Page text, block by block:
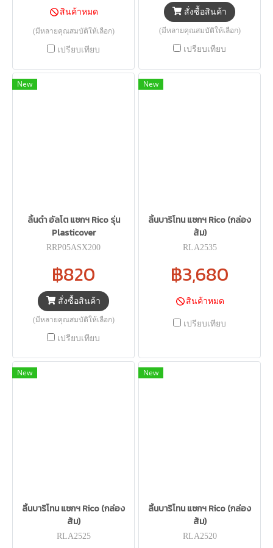
สินค้าหมด
(มีหลายคุณสมบัติให้เลือก)
เปรียบเทียบ
สั่งซื้อสินค้า
(มีหลายคุณสมบัติให้เลือก)
เปรียบเทียบ
New
ลิ้นดำ อัลโต แซกฯ Rico รุ่น
Plasticover
RRP05ASX200
฿820
สั่งซื้อสินค้า
(มีหลายคุณสมบัติให้เลือก)
เปรียบเทียบ
New
ลิ้นบาริโทน แซกฯ Rico (กล่อง
ส้ม)
RLA2535
฿3,680
สินค้าหมด
เปรียบเทียบ
New
ลิ้นบาริโทน แซกฯ Rico (กล่อง
ส้ม)
RLA2525
New
ลิ้นบาริโทน แซกฯ Rico (กล่อง
ส้ม)
RLA2520